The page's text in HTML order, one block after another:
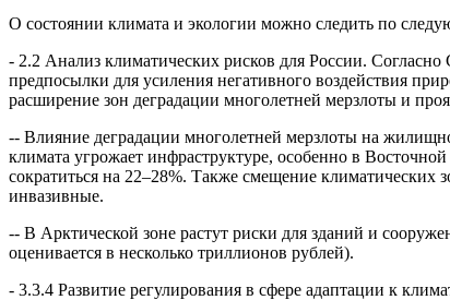
О состоянии климата и экологии можно следить по
- 2.2 Анализ климатических рисков для России. Согласно
предпосылки для усиления негативного воздействия
расширение зон деградации многолетней мерзлоты и
-- Влияние деградации многолетней мерзлоты на
климата угрожает инфраструктуре, особенно в
сократиться на 22–28%. Также смещение климатических
инвазивные.
-- В Арктической зоне растут риски для зданий и
оценивается в несколько триллионов рублей).
- 3.3.4 Развитие регулирования в сфере адаптации к